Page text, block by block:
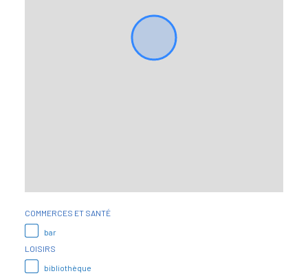
COMMERCES ET SANTÉ
bar
LOISIRS
bibliothèque